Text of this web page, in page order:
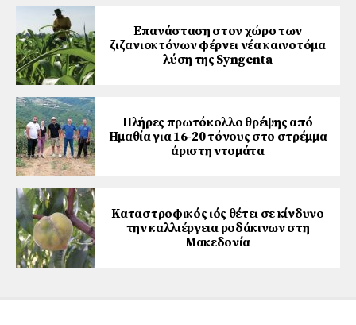
Επανάσταση στον χώρο των
ζιζανιοκτόνων φέρνει νέα καινοτόμα
λύση της Syngenta
Πλήρες πρωτόκολλο θρέψης από
Ημαθία για 16-20 τόνους στο στρέμμα
άριστη ντομάτα
Καταστροφικός ιός θέτει σε κίνδυνο
την καλλιέργεια ροδάκινων στη
Μακεδονία